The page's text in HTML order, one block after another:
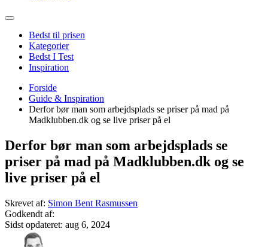
Bedst til prisen
Kategorier
Bedst I Test
Inspiration
Forside
Guide & Inspiration
Derfor bør man som arbejdsplads se priser på mad på
Madklubben.dk og se live priser på el
Derfor bør man som arbejdsplads se
priser på mad på Madklubben.dk og se
live priser på el
Skrevet af: Simon Bent Rasmussen
Godkendt af:
Sidst opdateret: aug 6, 2024